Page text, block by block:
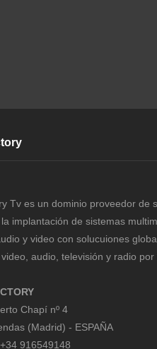
Tv es un dominio proveedor de
implantación de sistemas
y video con solucuiones
audio, televisión y radio por
Chapí nº 4
(Madrid) - ESPAÑA
916549148